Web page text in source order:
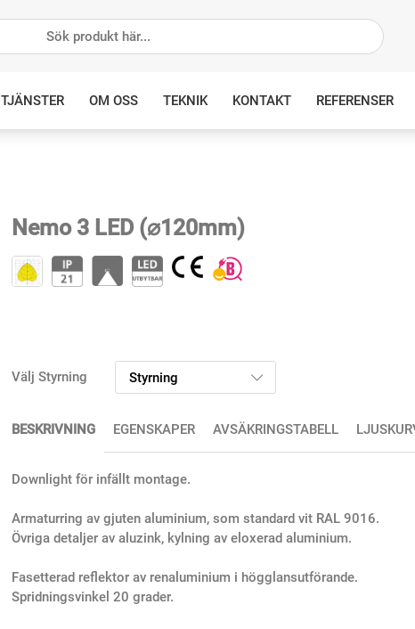
TJÄNSTER OM OSS TEKNIK KONTAKT REFERENSER
Nemo 3 LED (⌀120mm)
Välj Styrning
BESKRIVNING
Downlight för infällt montage.
Armaturring av gjuten aluminium, som standard vit RAL 9016.
Övriga detaljer av aluzink, kylning av eloxerad aluminium.
Fasetterad reflektor av renaluminium i högglansutförande.
Spridningsvinkel 20 grader.
EGENSKAPER AVSÄKRINGSTABELL